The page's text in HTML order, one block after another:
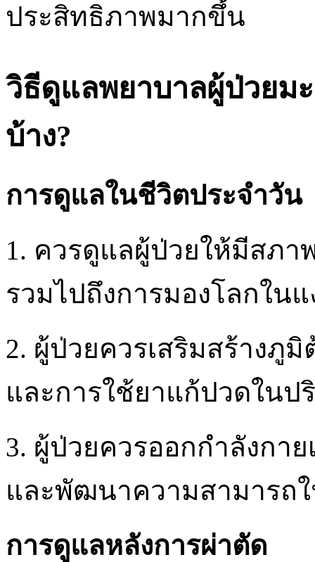
ประสิทธิภาพมากขึ้น
วิธีดูแลพยาบาลผู้ป่วยม
บ้าง?
การดูแลในชีวิตประจำวัน
1. ควรดูแลผู้ป่วยให้มีสภา
รวมไปถึงการมองโลกในแ
2. ผู้ป่วยควรเสริมสร้างภู
และการใช้ยาแก้ปวดใน
3. ผู้ป่วยควรออกกำลังกา
และพัฒนาความสามารถ
การดูแลหลังการผ่าตัด